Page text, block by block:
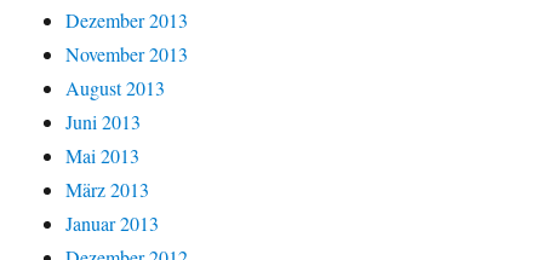
Dezember 2013
November 2013
August 2013
Juni 2013
Mai 2013
März 2013
Januar 2013